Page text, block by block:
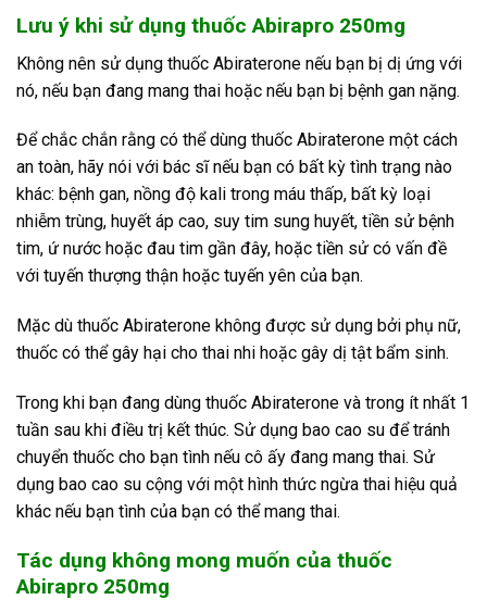
Lưu ý khi sử dụng thuốc Abirapro 250mg
Không nên sử dụng thuốc Abiraterone nếu bạn bị dị ứng với
nó, nếu bạn đang mang thai hoặc nếu bạn bị bệnh gan nặng.
Để chắc chắn rằng có thể dùng thuốc Abiraterone một cách
an toàn, hãy nói với bác sĩ nếu bạn có bất kỳ tình trạng nào
khác: bệnh gan, nồng độ kali trong máu thấp, bất kỳ loại
nhiễm trùng, huyết áp cao, suy tim sung huyết, tiền sử bệnh
tim, ứ nước hoặc đau tim gần đây, hoặc tiền sử có vấn đề
với tuyến thượng thận hoặc tuyến yên của bạn.
Mặc dù thuốc Abiraterone không được sử dụng bởi phụ nữ,
thuốc có thể gây hại cho thai nhi hoặc gây dị tật bẩm sinh.
Trong khi bạn đang dùng thuốc Abiraterone và trong ít nhất 1
tuần sau khi điều trị kết thúc. Sử dụng bao cao su để tránh
chuyển thuốc cho bạn tình nếu cô ấy đang mang thai. Sử
dụng bao cao su cộng với một hình thức ngừa thai hiệu quả
khác nếu bạn tình của bạn có thể mang thai.
Tác dụng không mong muốn của thuốc
Abirapro 250mg